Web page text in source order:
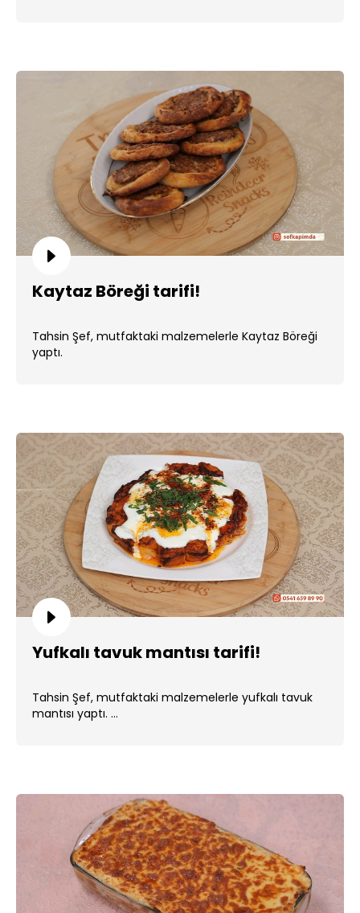
Kaytaz Böreği tarifi!
Tahsin Şef, mutfaktaki malzemelerle Kaytaz Böreği
yaptı.
Yufkalı tavuk mantısı tarifi!
Tahsin Şef, mutfaktaki malzemelerle yufkalı tavuk
mantısı yaptı. ...